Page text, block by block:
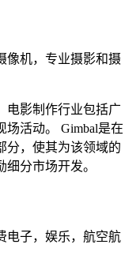
像机，专业摄影和摄
电影制作行业包括广
活动。 Gimbal是在
分，使其为该领域的
分市场开发。
电子，娱乐，航空航